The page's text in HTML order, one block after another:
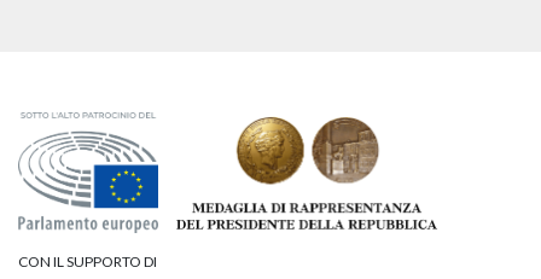
CON IL SUPPORTO DI